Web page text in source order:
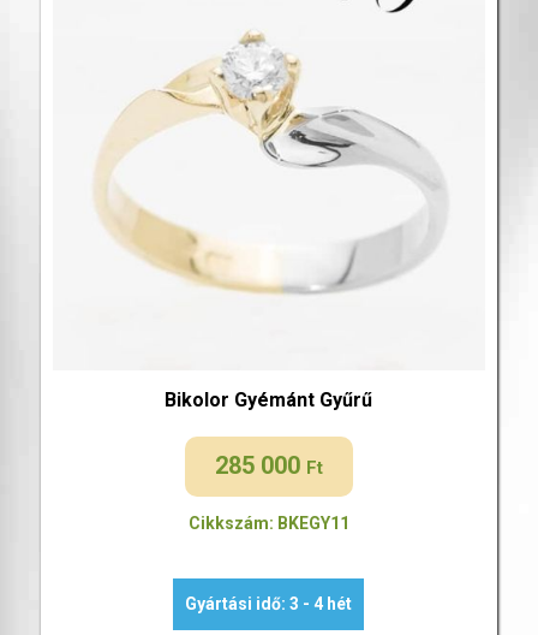
Bikolor Gyémánt Gyűrű
285 000 Ft
Cikkszám: BKEGY11
Gyártási idő: 3 - 4 hét